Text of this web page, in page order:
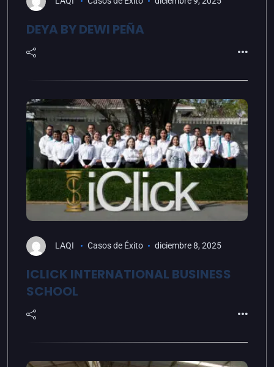
DEYA BY DEWI PEÑA
LAQI Casos de Éxito diciembre 8, 2025
ICLICK INTERNATIONAL BUSINESS
SCHOOL